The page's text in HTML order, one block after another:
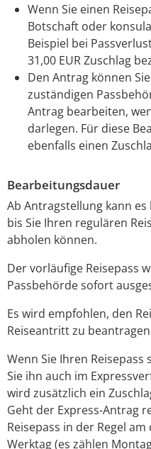
Wenn Sie einen
Botschaft oder
Beispiel bei
31,00 EUR Zuschlag
Den Antrag können
zuständigen
Antrag bearbeiten,
darlegen. Für diese
ebenfalls einen
Bearbeitungsdauer
Ab Antragstellung kann
bis Sie Ihren regulären
abholen können.
Der vorläufige Reisepass
Passbehörde sofort
Es wird empfohlen, den
Reiseantritt zu
Wenn Sie Ihren
Sie ihn auch im
wird zusätzlich ein
Geht der Express-Antrag
Reisepass in der Regel
Werktag (es zählen